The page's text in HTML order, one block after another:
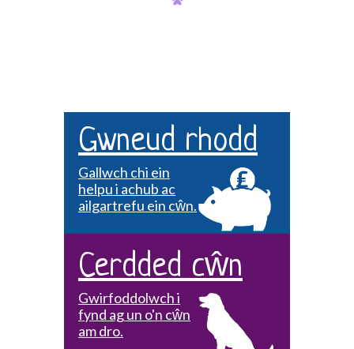
Gwneud rhodd
Gallwch chi ein
helpu i achub ac
ailgartrefu ein cŵn.
Cerdded cŵn
Gwirfoddolwch i
fynd ag un o'n cŵn
am dro.